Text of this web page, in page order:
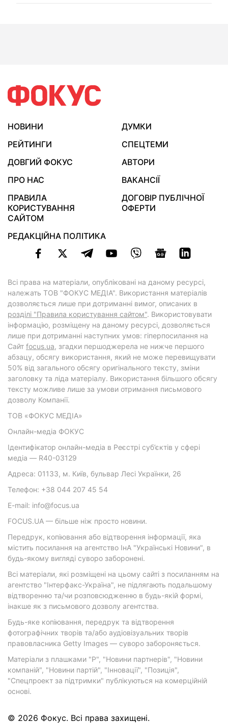
НОВИНИ
ДУМКИ
РЕЙТИНГИ
СПЕЦТЕМИ
ДОВГИЙ ФОКУС
АВТОРИ
ПРО НАС
ВАКАНСІЇ
ПРАВИЛА
КОРИСТУВАННЯ
САЙТОМ
ДОГОВІР ПУБЛІЧНОЇ
ОФЕРТИ
РЕДАКЦІЙНА ПОЛІТИКА
Всі права на матеріали, опубліковані на даному ресурсі,
належать ТОВ "ФОКУС МЕДІА". Використання матеріалів
дозволяється лише при дотриманні вимог, описаних в
розділі "Правила користування сайтом". Використовувати
інформацію, розміщену на даному ресурсі, дозволяється
лише при дотриманні наступних умов: гіперпосилання на
Cайт focus.ua, згадки першоджерела не нижче першого
абзацу, обсягу використання, який не може перевищувати
50% від загального обсягу оригінального тексту, зміни
заголовку та ліда матеріалу. Використання більшого обсягу
тексту можливе лише за умови отримання письмового
дозволу Компанії.
ТОВ «ФОКУС МЕДІА»
Онлайн-медіа ФОКУС
Ідентифікатор онлайн-медіа в Реєстрі суб’єктів у сфері
медіа — R40-03129
Адреса: 01133, м. Київ, бульвар Лесі Українки, 26
Телефон: +38 044 207 45 54
E-mail: info@focus.ua
FOCUS.UA — більше ніж просто новини.
Передрук, копіювання або відтворення інформації, яка
містить посилання на агентство ІнА "Українські Новини", в
будь-якому вигляді суворо заборонені.
Всі матеріали, які розміщені на цьому сайті з посиланням на
агентство "Інтерфакс-Україна", не підлягають подальшому
відтворенню та/чи розповсюдженню в будь-якій формі,
інакше як з письмового дозволу агентства.
Будь-яке копіювання, передрук та відтворення
фотографічних творів та/або аудіовізуальних творів
правовласника Getty Images — суворо забороняється.
Матеріали з плашками "Р", "Новини партнерів", "Новини
компаній", "Новини партій", "Інновації", "Позиція",
"Спецпроект за підтримки" публікуються на комерційній
основі.
© 2026 Фокус. Всі права захищені.